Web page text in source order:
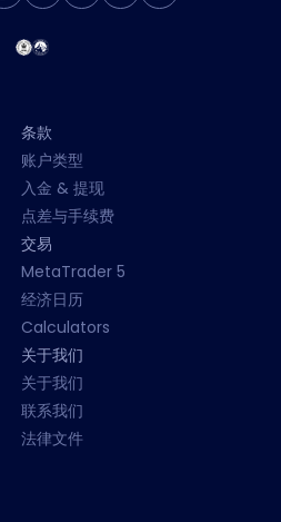
条款
账户类型
入金 & 提现
点差与手续费
交易
MetaTrader 5
经济日历
Calculators
关于我们
关于我们
联系我们
法律文件